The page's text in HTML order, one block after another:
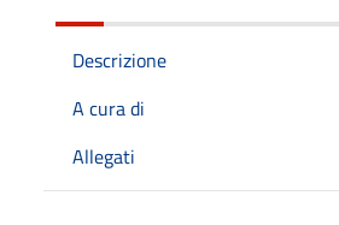
Descrizione
A cura di
Allegati